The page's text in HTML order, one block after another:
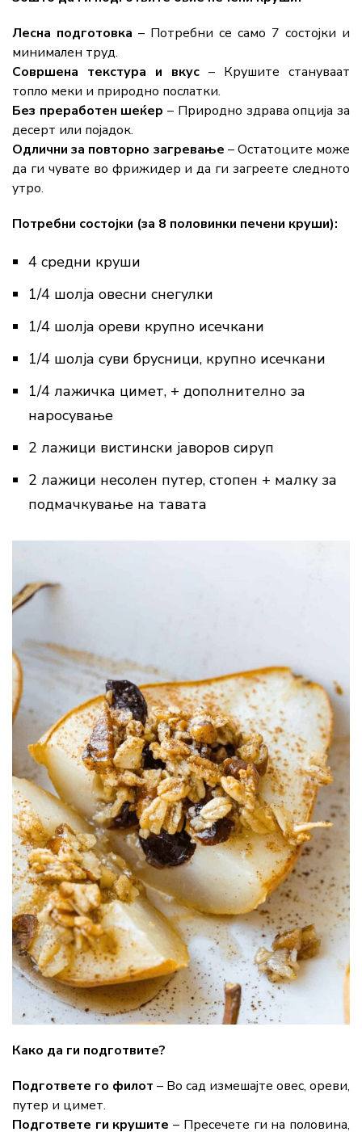
Лесна подготовка – Потребни се само 7 состојки и
минимален труд.
Совршена текстура и вкус – Крушите стануваат
топло меки и природно послатки.
Без преработен шеќер – Природно здрава опција за
десерт или појадок.
Одлични за повторно загревање – Остатоците може
да ги чувате во фрижидер и да ги загреете следното
утро.
Потребни состојки (за 8 половинки печени круши):
4 средни круши
1/4 шолја овесни снегулки
1/4 шолја ореви крупно исечкани
1/4 шолја суви брусници, крупно исечкани
1/4 лажичка цимет, + дополнително за
наросување
2 лажици вистински јаворов сируп
2 лажици несолен путер, стопен + малку за
подмачкување на тавата
Како да ги подготвите?
Подгответе го филот – Во сад измешајте овес, ореви,
путер и цимет.
Подгответе ги крушите – Пресечете ги на половина,